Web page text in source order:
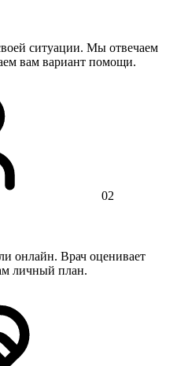
ситуации. Мы отвечаем
вам вариант помощи.
02
онлайн. Врач оценивает
личный план.